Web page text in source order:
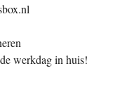
werkdag in huis!